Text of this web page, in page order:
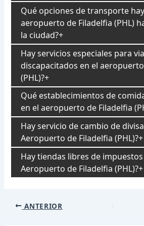
Qué opciones de transporte
aeropuerto de Filadelfia (PHL)
la ciudad?
Hay servicios especiales para
discapacitados en el
(PHL)?
Qué establecimientos de
en el aeropuerto de Filadelfia
Hay servicio de cambio de
Aeropuerto de Filadelfia (PHL)?
Hay tiendas libres de
Aeropuerto de Filadelfia (PHL)?
Navegación
ANTERIOR